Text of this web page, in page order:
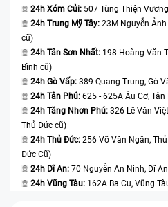
24h Xóm Củi: 507 Tùng Thiện
24h Trung Mỹ Tây: 23M Nguyễn Ảnh
cũ)
24h Tân Sơn Nhất: 198 Hoàng Văn
Bình cũ)
24h Gò Vấp: 389 Quang Trung, Gò
24h Tân Phú: 625 - 625A Âu Cơ,
24h Tăng Nhơn Phú: 326 Lê Văn
Thủ Đức cũ)
24h Thủ Đức: 256 Võ Văn Ngân,
Đức Cũ)
24h Dĩ An: 70 Nguyễn An Ninh, Dĩ
24h Vũng Tàu: 162A Ba Cu, Vũng